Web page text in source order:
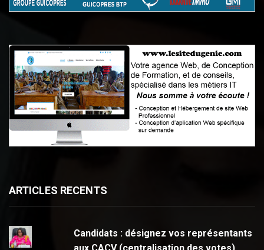
ARTICLES RECENTS
Candidats : désignez vos représentants